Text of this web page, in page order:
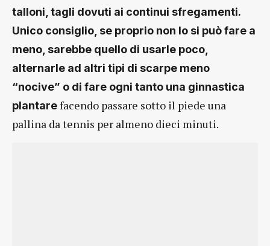
talloni, tagli dovuti ai continui sfregamenti.
Unico consiglio, se proprio non lo si può fare a
meno, sarebbe quello di usarle poco,
alternarle ad altri tipi di scarpe meno
“nocive” o di fare ogni tanto una ginnastica
plantarefacendo passare sotto il piede una
pallina da tennis per almeno dieci minuti.